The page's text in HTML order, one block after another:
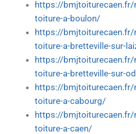
https://bmjtoiturecaen.fr/
toiture-a-boulon/
https://bmjtoiturecaen.fr/
toiture-a-bretteville-sur-
https://bmjtoiturecaen.fr/
toiture-a-bretteville-sur-
https://bmjtoiturecaen.fr/
toiture-a-cabourg/
https://bmjtoiturecaen.fr/
toiture-a-caen/